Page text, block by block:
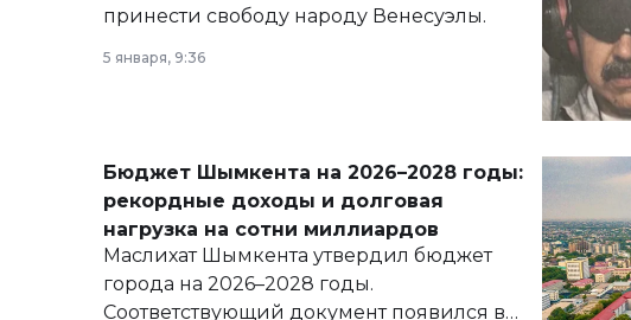
принести свободу народу Венесуэлы.
5 января, 9:36
Бюджет Шымкента на 2026–2028 годы:
рекордные доходы и долговая
нагрузка на сотни миллиардов
Маслихат Шымкента утвердил бюджет
города на 2026–2028 годы.
Соответствующий документ появился в